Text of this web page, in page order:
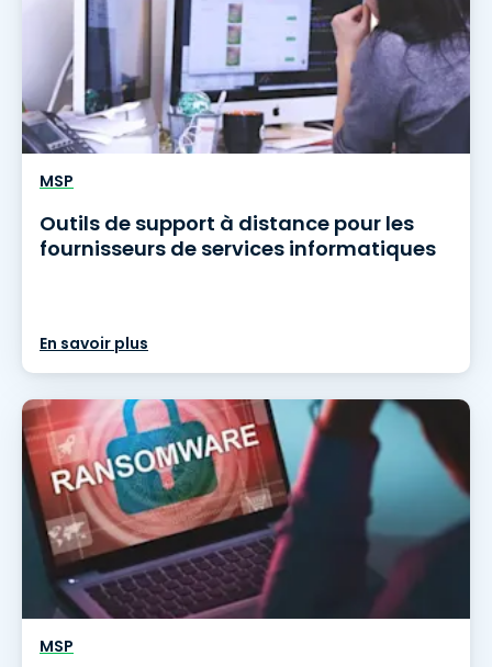
MSP
Outils de support à distance pour les
fournisseurs de services informatiques
En savoir plus
MSP